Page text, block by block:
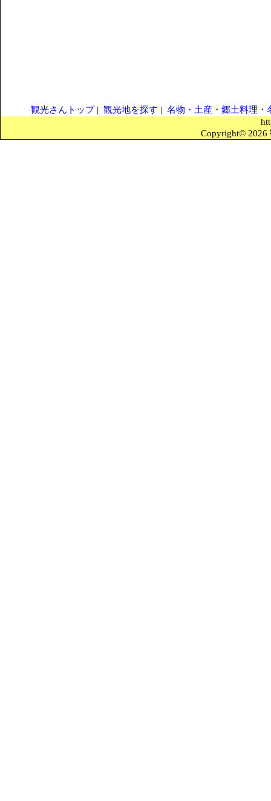
観光さんトップ| 観光地を探す | 名物・土産・郷土料理・
Copyright© 2026